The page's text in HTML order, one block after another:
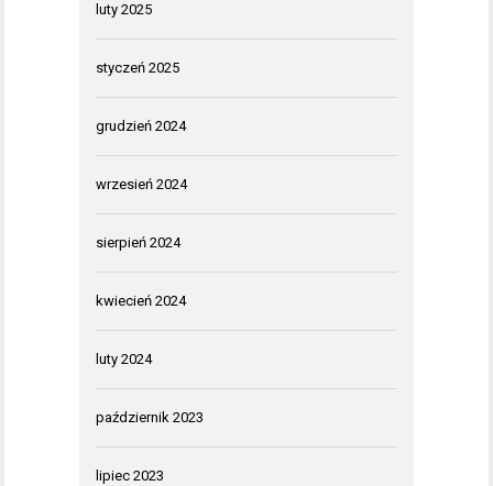
luty 2025
styczeń 2025
grudzień 2024
wrzesień 2024
sierpień 2024
kwiecień 2024
luty 2024
październik 2023
lipiec 2023